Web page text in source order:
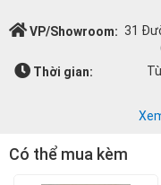
VP/Showroom: 31
Thời gian:
Chat với Á CHÂU:
Có thể mua kèm